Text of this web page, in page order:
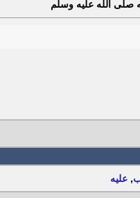
صلى الله عليه وسلم
, عليه